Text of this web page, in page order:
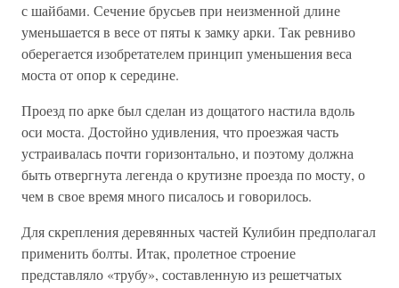
с шайбами. Сечение брусьев при неизменной длине
уменьшается в весе от пяты к замку арки. Так ревниво
оберегается изобретателем принцип уменьшения веса
моста от опор к середине.
Проезд по арке был сделан из дощатого настила вдоль
оси моста. Достойно удивления, что проезжая часть
устраивалась почти горизонтально, и поэтому должна
быть отвергнута легенда о крутизне проезда по мосту, о
чем в свое время много писалось и говорилось.
Для скрепления деревянных частей Кулибин предполагал
применить болты. Итак, пролетное строение
представляло «трубу», составленную из решетчатых